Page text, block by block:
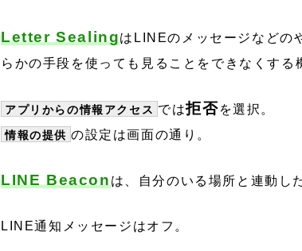
Letter SealingはLINEのメッセージなどの
らかの手段を使っても見ることをできなくする
アプリからの情報アクセス では拒否を選択。
情報の提供 の設定は画面の通り。
LINE Beacon は、自分のいる場所と連動し
LINE通知メッセージはオフ。